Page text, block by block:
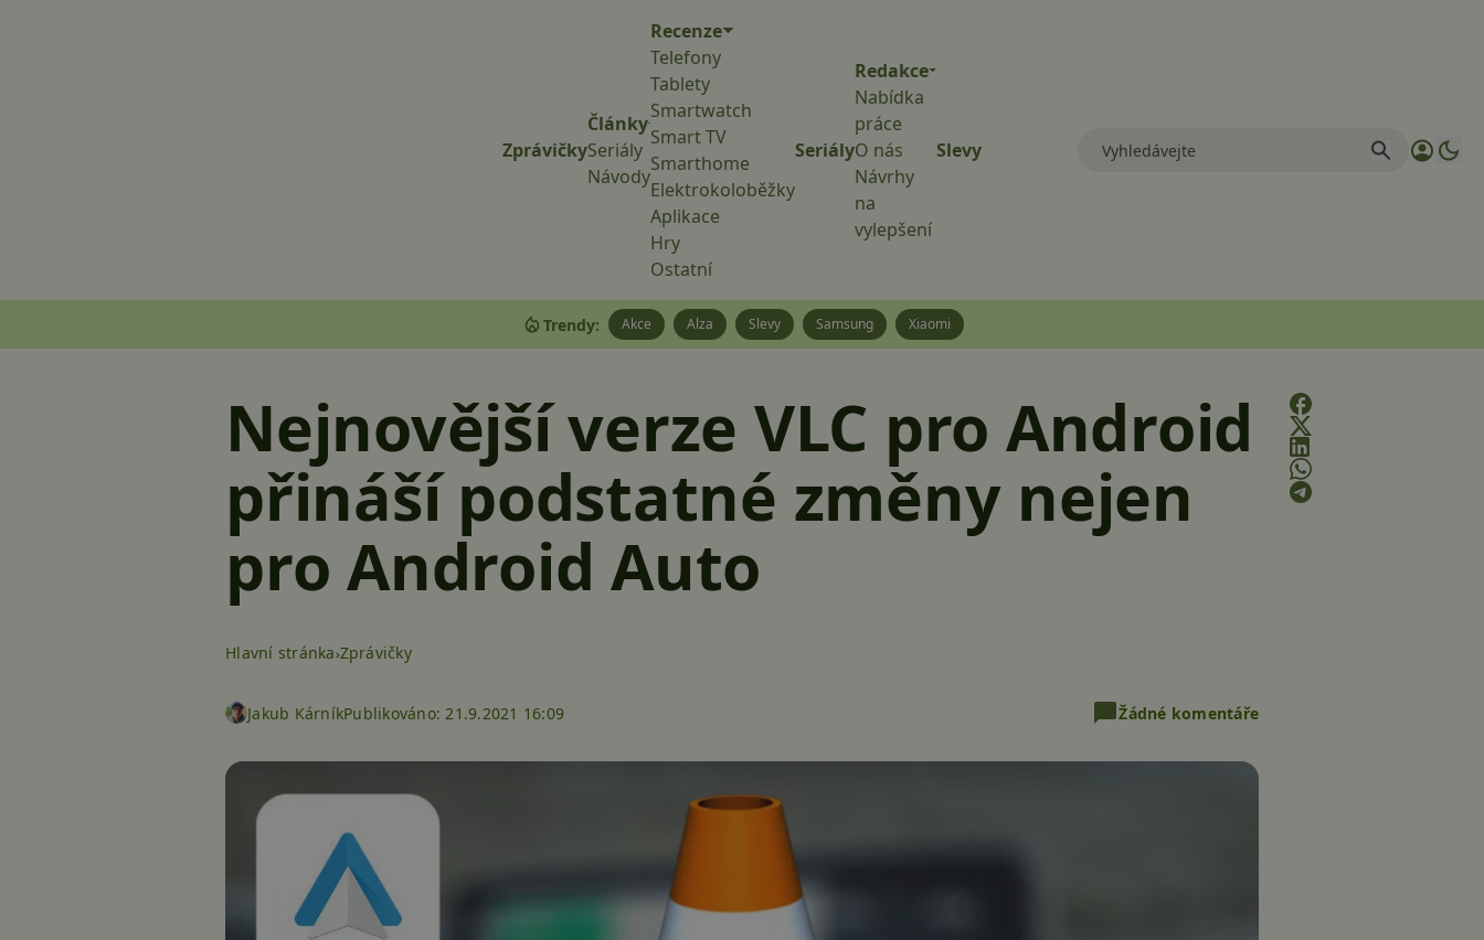
Zprávičky
Články
Seriály
Návody
Recenze
Telefony
Tablety
Smartwatch
Smart TV
Smarthome
Elektrokoloběžky
Aplikace
Hry
Ostatní
Seriály
Redakce
Nabídka
práce
O nás
Návrhy
na
vylepšení
Slevy
Trendy: Akce Alza Slevy Samsung Xiaomi
Nejnovější verze VLC pro Android
přináší podstatné změny nejen
pro Android Auto
Hlavní stránka Zprávičky
Jakub KárníkPublikováno: 21.9.2021 16:09 Žádné komentáře